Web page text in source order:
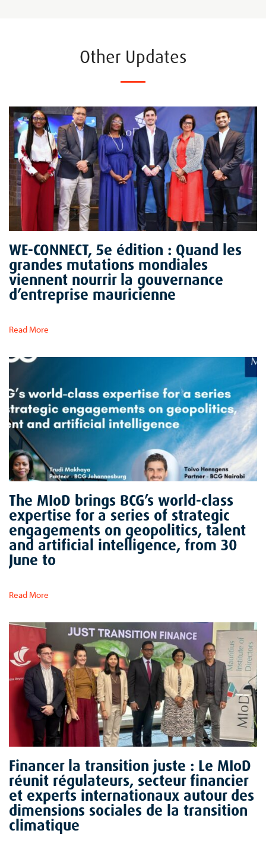
Other Updates
WE-CONNECT, 5e édition : Quand les
grandes mutations mondiales
viennent nourrir la gouvernance
d’entreprise mauricienne
Read More
The MIoD brings BCG’s world-class
expertise for a series of strategic
engagements on geopolitics, talent
and artificial intelligence, from 30
June to
Read More
Financer la transition juste : Le MIoD
réunit régulateurs, secteur financier
et experts internationaux autour des
dimensions sociales de la transition
climatique